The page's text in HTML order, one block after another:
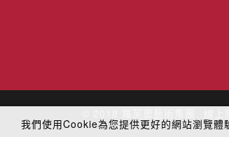
我們使用Cookie為您提供更好的網站瀏覽